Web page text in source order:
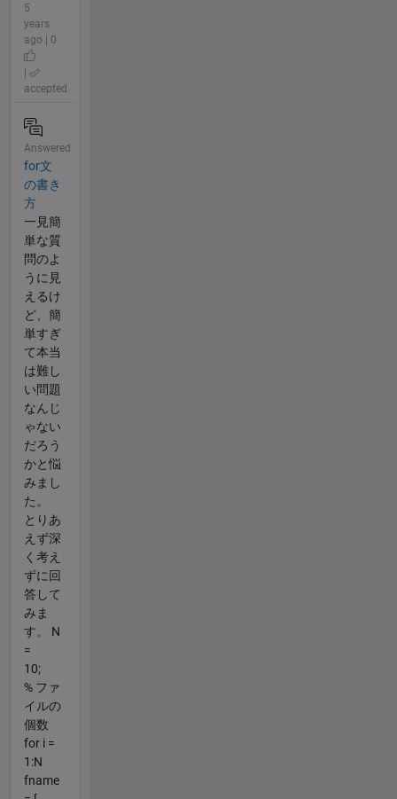
5
years
ago | 0
accepted
Answered
for文
の書き
方
一見簡
単な質
問のよ
うに見
えるけ
ど、簡
単すぎ
て本当
は難し
い問題
なんじ
ゃない
だろう
かと悩
みまし
た。
とりあ
えず深
く考え
ずに回
答して
みま
す。 N
=
10;
% ファ
イルの
個数
for i =
1:N
fname